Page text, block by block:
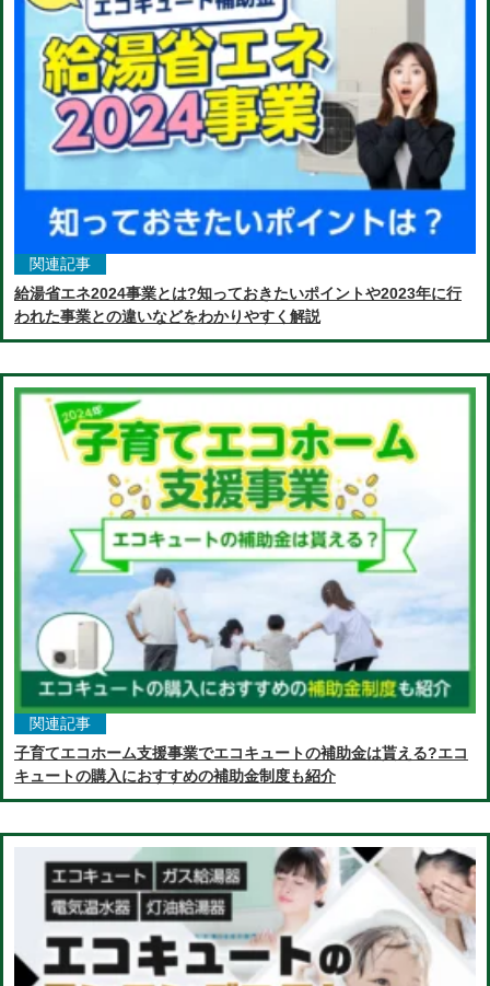
関連記事
給湯省エネ2024事業とは?知っておきたいポイントや2023年に行
われた事業との違いなどをわかりやすく解説
関連記事
子育てエコホーム支援事業でエコキュートの補助金は貰える?エコ
キュートの購入におすすめの補助金制度も紹介